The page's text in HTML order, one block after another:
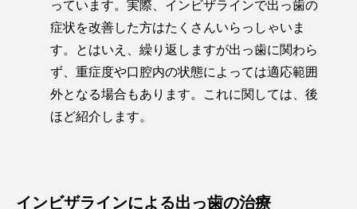
っています。実際、インビザラインで出っ歯の
症状を改善した方はたくさんいらっしゃいま
す。とはいえ、繰り返しますが出っ歯に関わら
ず、重症度や口腔内の状態によっては適応範囲
外となる場合もあります。これに関しては、後
ほど紹介します。
インビザラインによる出っ歯の治療